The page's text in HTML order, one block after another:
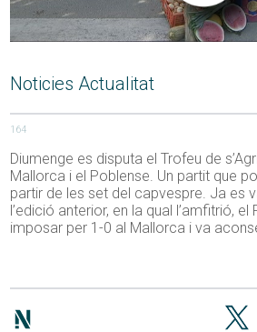
Noticies Actualitat
164
Diumenge es disputa el Trofeu de
Mallorca i el Poblense. Un partit que
partir de les set del capvespre. Ja es
l’edició anterior, en la qual l’amfitrió,
imposar per 1-0 al Mallorca i va